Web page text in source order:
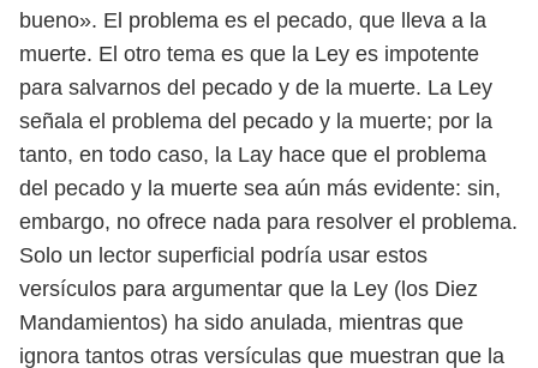
bueno». El problema es el pecado, que lleva a la
muerte. El otro tema es que la Ley es impotente
para salvarnos del pecado y de la muerte. La Ley
señala el problema del pecado y la muerte; por la
tanto, en todo caso, la Lay hace que el problema
del pecado y la muerte sea aún más evidente: sin,
embargo, no ofrece nada para resolver el problema.
Solo un lector superficial podría usar estos
versículos para argumentar que la Ley (los Diez
Mandamientos) ha sido anulada, mientras que
ignora tantos otras versículas que muestran que la